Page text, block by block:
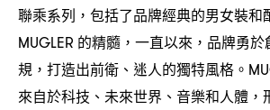
聯乘系列 ， 包括了品牌經典的男女裝和
MUGLER 的精髓 ， 一直以來 ， 品牌勇
規 ， 打造出前衛、迷人的獨特風格。
來自於科技、未來世界、音樂和人體 ，